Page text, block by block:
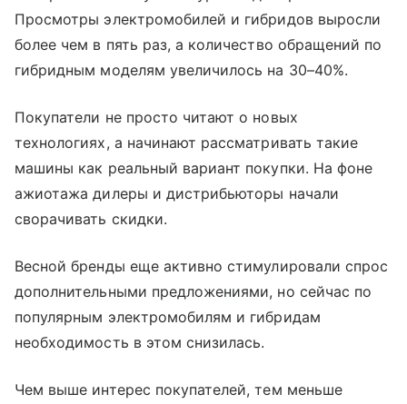
Просмотры электромобилей и гибридов выросли
более чем в пять раз, а количество обращений по
гибридным моделям увеличилось на 30–40%.
Покупатели не просто читают о новых
технологиях, а начинают рассматривать такие
машины как реальный вариант покупки. На фоне
ажиотажа дилеры и дистрибьюторы начали
сворачивать скидки.
Весной бренды еще активно стимулировали спрос
дополнительными предложениями, но сейчас по
популярным электромобилям и гибридам
необходимость в этом снизилась.
Чем выше интерес покупателей, тем меньше